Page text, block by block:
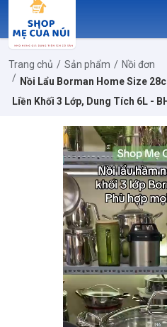
Trang chủ Sản phẩm
Nồi đơn
Nồi Lẩu Borman Home Size
Liền Khối 3 Lớp, Dung Tích 6L -